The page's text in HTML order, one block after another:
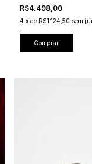
R$4.498,00
4 xde R$1.124,50 sem
Comprar